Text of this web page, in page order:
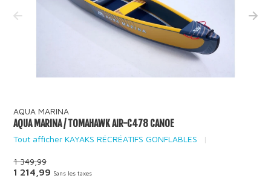
AQUA MARINA
AQUA MARINA / TOMAHAWK AIR-C478 CANOE
Tout afficher KAYAKS RÉCRÉATIFS GONFLABLES
1 349,99
1 214,99 Sans les taxes